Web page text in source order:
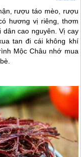
rượu táo mèo, rượu
hương vị riêng, thơm
cao nguyên. Vị cay
tan đi cái không khí
Mộc Châu nhớ mua